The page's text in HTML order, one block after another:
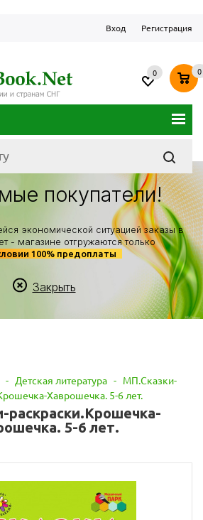
Вход Регистрация
0 0
покупатели!
экономической ситуацией заказы в
- магазине отгружаются только
100% предоплаты
Закрыть
- Детская литература - МП.Сказки-
Хаврошечка. 5-6 лет.
раскраски.Крошечка-
5-6 лет.